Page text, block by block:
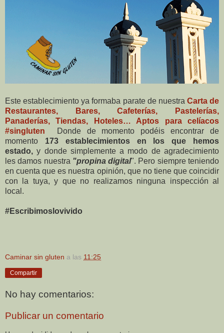
Este establecimiento ya formaba parate de nuestra Carta de
Restaurantes, Bares, Cafeterías, Pastelerías,
Panaderías, Tiendas, Hoteles… Aptos para celíacos
#singluten
Donde de momento podéis encontrar de
momento 173 establecimientos en los que hemos
estado,y donde simplemente a modo de agradecimiento
les damos nuestra "propina digital". Pero siempre teniendo
en cuenta que es nuestra opinión, que no tiene que coincidir
con la tuya, y que no realizamos ninguna inspección al
local.
#Escribimoslovivido
Caminar sin gluten a las 11:25
Compartir
No hay comentarios:
Publicar un comentario